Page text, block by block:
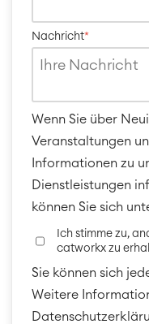
SERVICES
TEAMS
ÜBER UNS
Nachricht*
Wenn Sie über
Veranstaltungen
Informationen zu
Dienstleistungen
können Sie sich
Ich stimme zu,
catworkx zu
Sie können sich
Weitere